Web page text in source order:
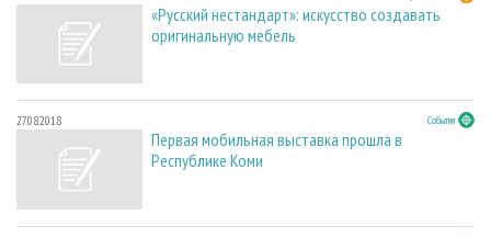
«Русский нестандарт»: искусство создавать
оригинальную мебель
27.08.2018 События
Первая мобильная выставка прошла в
Республике Коми